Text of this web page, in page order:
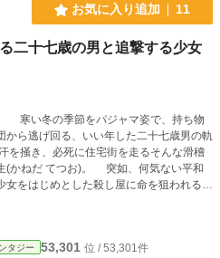
お気に入り追加 11
二十七歳の男と追撃する少女
寒い冬の季節をパジャマ姿で、持ち物
から逃げ回る、いい年した二十七歳男の軌
かねだ てつお)。 突如、何気ない平和
女をはじめとした殺し屋に命を狙われる立
不可能なある陰謀が隠されてい
に一回ずつ更新。(複数話載せる場合あ
タジー 53,301 位 / 53,301件